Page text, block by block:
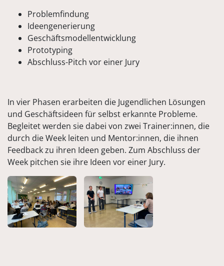
Problemfindung
Ideengenerierung
Geschäftsmodellentwicklung
Prototyping
Abschluss-Pitch vor einer Jury
In vier Phasen erarbeiten die Jugendlichen Lösungen
und Geschäftsideen für selbst erkannte Probleme.
Begleitet werden sie dabei von zwei Trainer:innen, die
durch die Week leiten und Mentor:innen, die ihnen
Feedback zu ihren Ideen geben. Zum Abschluss der
Week pitchen sie ihre Ideen vor einer Jury.